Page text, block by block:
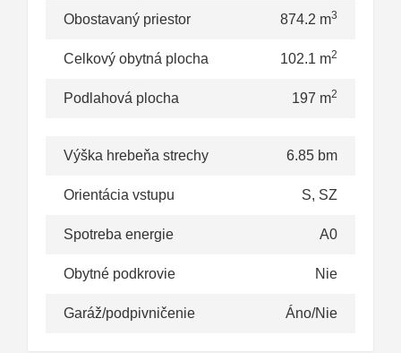
Obostavaný priestor 874.2 m3
Celkový obytná plocha 102.1 m2
Podlahová plocha 197 m2
Výška hrebeňa strechy 6.85 bm
Orientácia vstupu S, SZ
Spotreba energie A0
Obytné podkrovie Nie
Garáž/podpivničenie Áno/Nie